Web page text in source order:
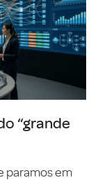
“grande
paramos em